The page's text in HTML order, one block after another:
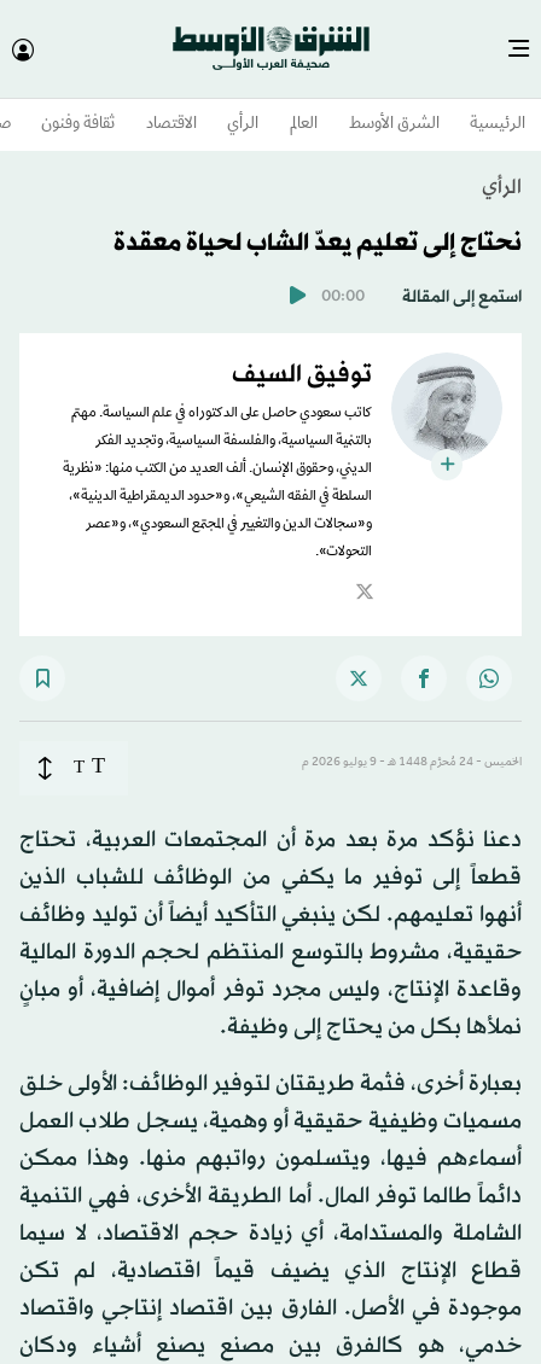
الرئيسية الشرق الأوسط​ العالم الرأي الاقتصاد ثقافة وفنون
الرأي
نحتاج إلى تعليم يعدّ الشاب لحياة معقدة
استمع إلى المقالة 00:00
توفيق السيف
كاتب سعودي حاصل على الدكتوراه في علم السياسة. مهتم
بالتنمية السياسية، والفلسفة السياسية، وتجديد الفكر
الديني، وحقوق الإنسان. ألف العديد من الكتب منها: «نظرية
السلطة في الفقه الشيعي»، و«حدود الديمقراطية الدينية»،
و«سجالات الدين والتغيير في المجتمع السعودي»، و«عصر
التحولات».
الخميس - 24 مُحرَّم 1448 هـ - 9 يوليو 2026 م T
T
دعنا نؤكد مرة بعد مرة أن المجتمعات العربية، تحتاج
قطعاً إلى توفير ما يكفي من الوظائف للشباب الذين
أنهوا تعليمهم. لكن ينبغي التأكيد أيضاً أن توليد وظائف
حقيقية، مشروط بالتوسع المنتظم لحجم الدورة المالية
وقاعدة الإنتاج، وليس مجرد توفر أموال إضافية، أو مبانٍ
نملأها بكل من يحتاج إلى وظيفة.
بعبارة أخرى، فثمة طريقتان لتوفير الوظائف: الأولى خلق
مسميات وظيفية حقيقية أو وهمية، يسجل طلاب العمل
أسماءهم فيها، ويتسلمون رواتبهم منها. وهذا ممكن
دائماً طالما توفر المال. أما الطريقة الأخرى، فهي التنمية
الشاملة والمستدامة، أي زيادة حجم الاقتصاد، لا سيما
قطاع الإنتاج الذي يضيف قيماً اقتصادية، لم تكن
موجودة في الأصل. الفارق بين اقتصاد إنتاجي واقتصاد
خدمي، هو كالفرق بين مصنع يصنع أشياء ودكان